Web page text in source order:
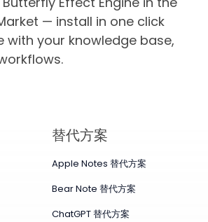
— install in one click
with your knowledge base,
替代方案
Apple Notes 替代方案
Bear Note 替代方案
ChatGPT 替代方案